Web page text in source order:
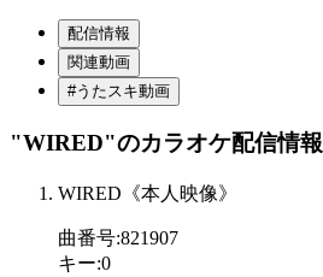
配信情報
関連動画
#うたスキ動画
"WIRED"のカラオケ配信情報
WIRED《本人映像》
曲番号:821907
キー:0